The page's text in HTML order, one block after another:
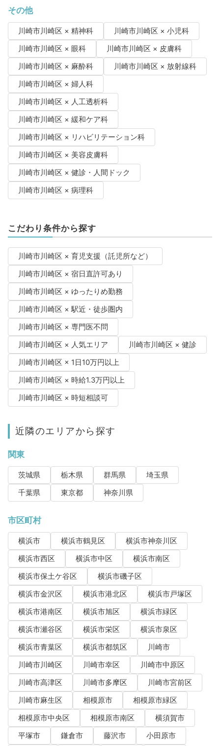
その他
川崎市川崎区 × 精神科
川崎市川崎区 × 小児科
川崎市川崎区 × 眼科
川崎市川崎区 × 皮膚科
川崎市川崎区 × 麻酔科
川崎市川崎区 × 放射線科
川崎市川崎区 × 婦人科
川崎市川崎区 × 人工透析科
川崎市川崎区 × 緩和ケア科
川崎市川崎区 × リハビリテーション科
川崎市川崎区 × 美容皮膚科
川崎市川崎区 × 健診・人間ドック
川崎市川崎区 × 病理科
こだわり条件から探す
川崎市川崎区 × 育児支援（託児所など）
川崎市川崎区 × 宿日直許可あり
川崎市川崎区 × ゆったりめ勤務
川崎市川崎区 × 駅近・徒歩圏内
川崎市川崎区 × 専門医不問
川崎市川崎区 × 人気エリア
川崎市川崎区 × 健診
川崎市川崎区 × 1日10万円以上
川崎市川崎区 × 時給1.3万円以上
川崎市川崎区 × 時短相談可
近隣のエリアから探す
関東
茨城県 栃木県 群馬県
埼玉県
千葉県
東京都 神奈川県
市区町村
横浜市 横浜市鶴見区
横浜市神奈川区
横浜市西区
横浜市中区
横浜市南区
横浜市保土ケ谷区
横浜市磯子区
横浜市金沢区
横浜市港北区
横浜市戸塚区
横浜市港南区
横浜市旭区
横浜市緑区
横浜市瀬谷区
横浜市栄区
横浜市泉区
横浜市青葉区
横浜市都筑区
川崎市
川崎市川崎区
川崎市幸区
川崎市中原区
川崎市高津区
川崎市多摩区
川崎市宮前区
川崎市麻生区
相模原市
相模原市緑区
相模原市中央区
相模原市南区
横須賀市
平塚市
鎌倉市 藤沢市
小田原市